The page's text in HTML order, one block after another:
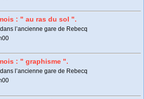
: " au ras du sol ".
l’ancienne gare de Rebecq
: " graphisme ".
l’ancienne gare de Rebecq